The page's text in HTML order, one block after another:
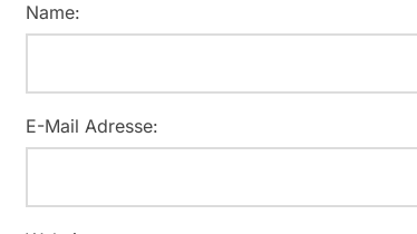
Name:
E-Mail Adresse: